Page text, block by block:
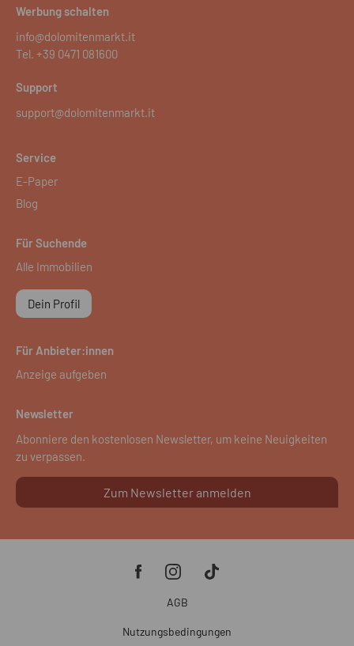
Werbung schalten
info@dolomitenmarkt.it
Tel. +39 0471 081600
Support
support@dolomitenmarkt.it
Service
E-Paper
Blog
Für Suchende
Alle Immobilien
Dein Profil
Für Anbieter:innen
Anzeige aufgeben
Newsletter
Abonniere den kostenlosen Newsletter, um keine Neuigkeiten
zu verpassen.
Zum Newsletter anmelden
AGB
Nutzungsbedingungen